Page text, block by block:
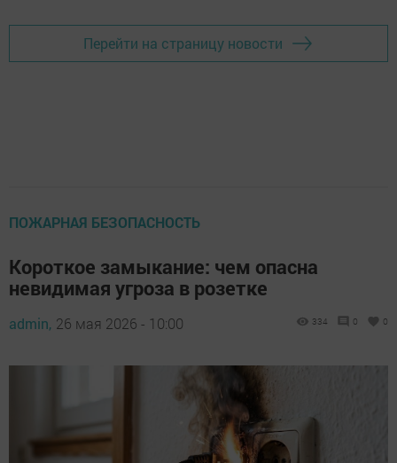
Перейти на страницу новости
ПОЖАРНАЯ БЕЗОПАСНОСТЬ
Короткое замыкание: чем опасна
невидимая угроза в розетке
admin, 26 мая 2026 - 10:00 334 0 0